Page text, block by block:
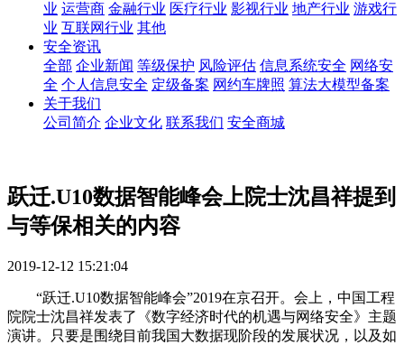
业 运营商 金融行业 医疗行业 影视行业 地产行业 游戏行
业 互联网行业 其他
安全资讯
全部 企业新闻 等级保护 风险评估 信息系统安全 网络安
全 个人信息安全 定级备案 网约车牌照 算法大模型备案
关于我们
公司简介 企业文化 联系我们 安全商城
跃迁.U10数据智能峰会上院士沈昌祥提到
与等保相关的内容
2019-12-12 15:21:04
“跃迁.U10数据智能峰会”2019在京召开。会上，中国工程
院院士沈昌祥发表了《数字经济时代的机遇与网络安全》主题
演讲。只要是围绕目前我国大数据现阶段的发展状况，以及如